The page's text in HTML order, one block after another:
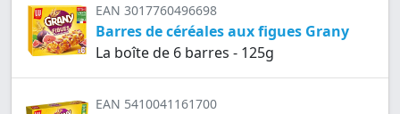
EAN 3017760496698
Barres de céréales aux figues Grany
La boîte de 6 barres - 125g
EAN 5410041161700